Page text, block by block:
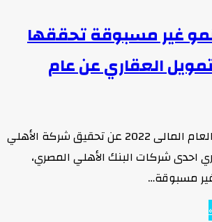
غير مسبوقة تحققها
العقاري عن عام
كشفت أرقام العام المالى 2022 عن تحقيق شركة الأهلي
احدى شركات البنك الأهلي المصري،
مسبوقة…